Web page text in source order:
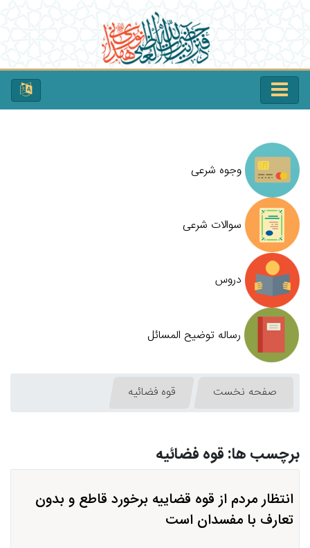
وجوه شرعی
سوالات شرعی
دروس
رساله توضیح المسائل
صفحه نخست قوه فضائیه
برچسب ها: قوه فضائیه
انتظار مردم از قوه قضاییه برخورد قاطع و بدون
تعارف با مفسدان است